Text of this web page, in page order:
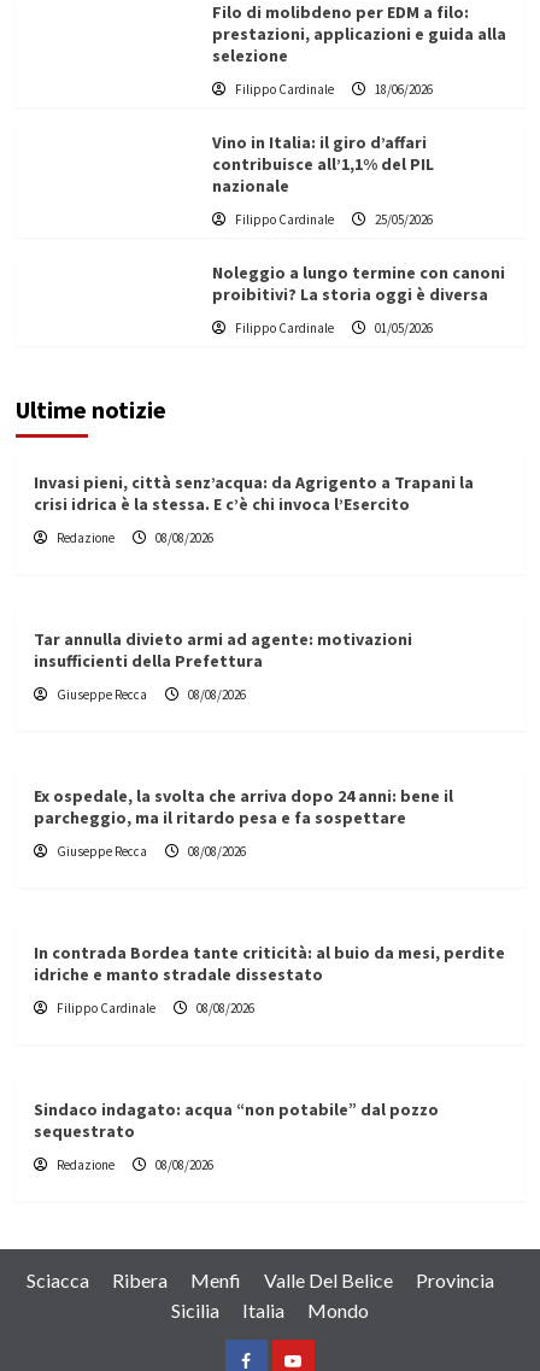
Filo di molibdeno per EDM a filo:
prestazioni, applicazioni e guida alla
selezione
Filippo Cardinale 18/06/2026
Vino in Italia: il giro d’affari
contribuisce all’1,1% del PIL
nazionale
Filippo Cardinale 25/05/2026
Noleggio a lungo termine con canoni
proibitivi? La storia oggi è diversa
Filippo Cardinale 01/05/2026
Ultime notizie
Invasi pieni, città senz’acqua: da Agrigento a Trapani la
crisi idrica è la stessa. E c’è chi invoca l’Esercito
Redazione 08/08/2026
Tar annulla divieto armi ad agente: motivazioni
insufficienti della Prefettura
Giuseppe Recca 08/08/2026
Ex ospedale, la svolta che arriva dopo 24 anni: bene il
parcheggio, ma il ritardo pesa e fa sospettare
Giuseppe Recca 08/08/2026
In contrada Bordea tante criticità: al buio da mesi, perdite
idriche e manto stradale dissestato
Filippo Cardinale 08/08/2026
Sindaco indagato: acqua “non potabile” dal pozzo
sequestrato
Redazione 08/08/2026
Sciacca Ribera Menfi Valle Del Belice
Provincia
Sicilia
Italia Mondo